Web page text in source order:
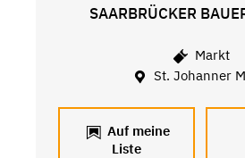
SAARBRÜCKER
Markt
St. Johanner
Auf meine
Liste